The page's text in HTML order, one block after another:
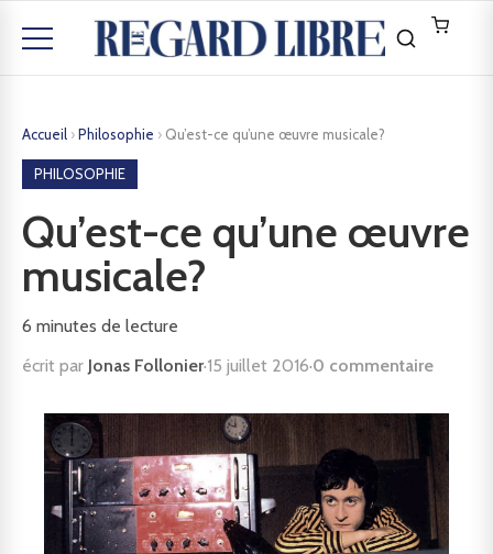
Accueil ›Philosophie › Qu’est-ce qu’une œuvre musicale?
PHILOSOPHIE
Qu’est-ce qu’une œuvre
musicale?
6 minutes de lecture
écrit par Jonas Follonier·15 juillet 2016·0 commentaire